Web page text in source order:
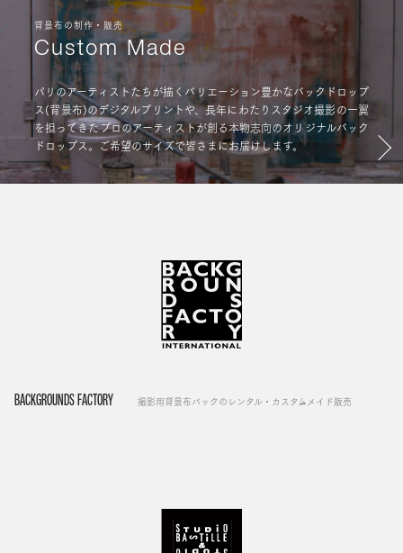
背景布の制作・販売
Custom Made
パリのアーティストたちが描くバリエーション豊かなバックドロップ
ス(背景布)のデジタルプリントや、長年にわたりスタジオ撮影の一翼
を担ってきたプロのアーティストが創る本物志向のオリジナルバック
ドロップス。ご希望のサイズで皆さまにお届けします。
BACKGROUNDS FACTORY 撮影用背景布バックのレンタル・カスタムメイド販売